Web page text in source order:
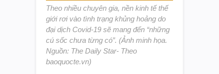
Theo nhiều chuyên gia, nền kinh tế thế
giới rơi vào tình trạng khủng hoảng do
đại dịch Covid-19 sẽ mang đến “những
cú sốc chưa từng có”. (Ảnh minh họa.
Nguồn: The Daily Star- Theo
baoquocte.vn)